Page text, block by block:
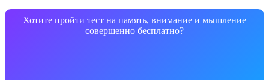
Хотите пройти тест на память, внимание и мышление
совершенно бесплатно?